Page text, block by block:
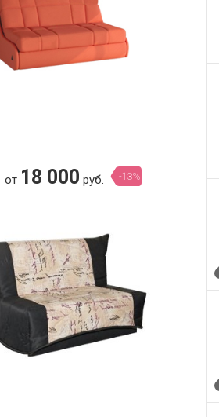
от 18 000 руб. -13%